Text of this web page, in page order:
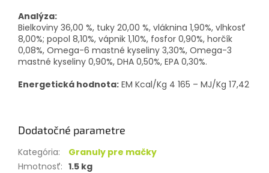
Analýza:
Bielkoviny 36,00 %, tuky 20,00 %, vláknina 1,90%, vlhkosť
8,00%; popol 8,10%, vápnik 1,10%, fosfor 0,90%, horčík
0,08%, Omega-6 mastné kyseliny 3,30%, Omega-3
mastné kyseliny 0,90%, DHA 0,50%, EPA 0,30%.
Energetická hodnota: EM Kcal/Kg 4 165 – MJ/Kg 17,42
Dodatočné parametre
Kategória:
Granuly pre mačky
Hmotnosť: 1.5 kg